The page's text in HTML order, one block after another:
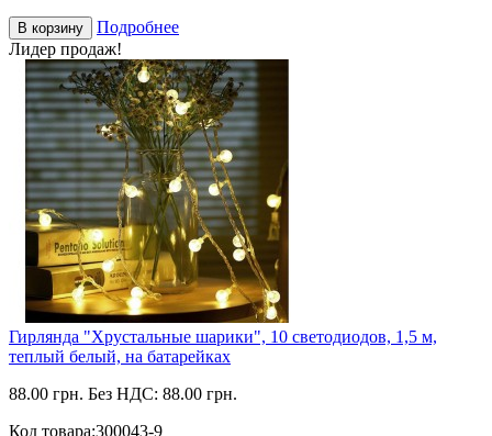
В корзину
Подробнее
Лидер продаж!
Гирлянда "Хрустальные шарики", 10 светодиодов, 1,5 м,
теплый белый, на батарейках
88.00 грн. Без НДС: 88.00 грн.
Код товара:300043-9